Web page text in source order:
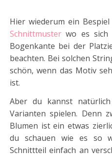
Hier wiederum ein
Schnittmuster wo es
Bogenkante bei der
beachten. Bei solchen
schön, wenn das Motiv
ist.
Aber du kannst
Varianten spielen. Denn
Blumen ist ein etwas
du schauen wie es so
Schnittteil einfach an